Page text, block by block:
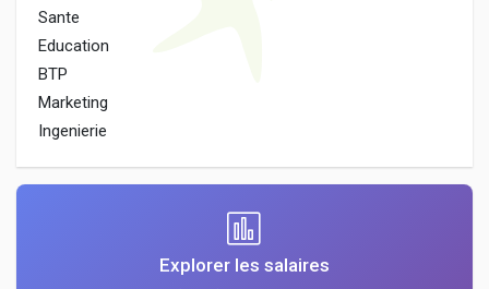
Sante
Education
BTP
Marketing
Ingenierie
Explorer les salaires